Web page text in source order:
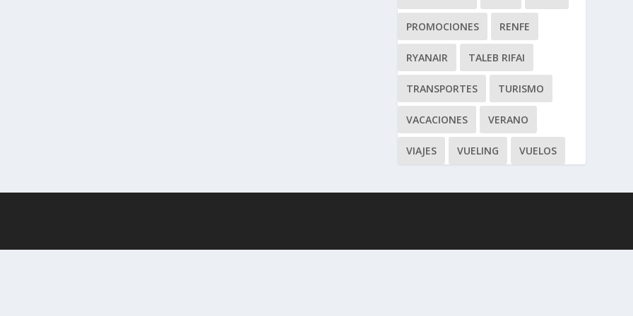
PROMOCIONES RENFE
RYANAIR TALEB RIFAI
TRANSPORTES TURISMO
VACACIONES VERANO
VIAJES VUELING VUELOS